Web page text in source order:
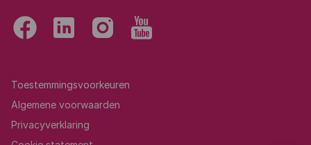
Toestemmingsvoorkeuren
Algemene voorwaarden
Privacyverklaring